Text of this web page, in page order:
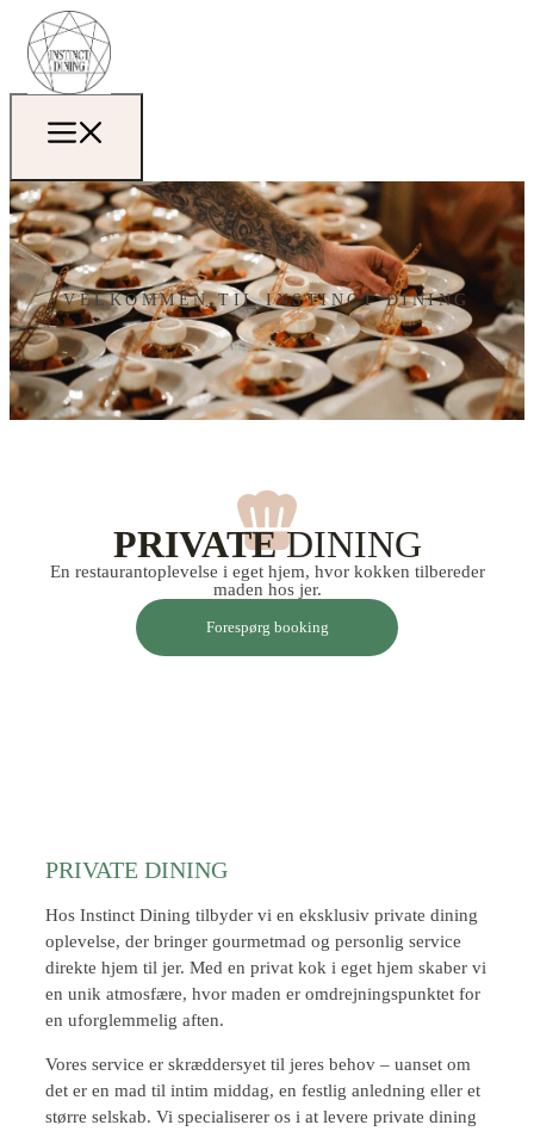
VELKOMMEN TIL INSTINCT DINING
PRIVATEDINING
En restaurantoplevelse i eget hjem, hvor kokken tilbereder
maden hos jer.
Forespørg booking
PRIVATE DINING
Hos Instinct Dining tilbyder vi en eksklusiv private dining
oplevelse, der bringer gourmetmad og personlig service
direkte hjem til jer. Med en privat kok i eget hjem skaber vi
en unik atmosfære, hvor maden er omdrejningspunktet for
en uforglemmelig aften.
Vores service er skræddersyet til jeres behov – uanset om
det er en mad til intim middag, en festlig anledning eller et
større selskab. Vi specialiserer os i at levere private dining